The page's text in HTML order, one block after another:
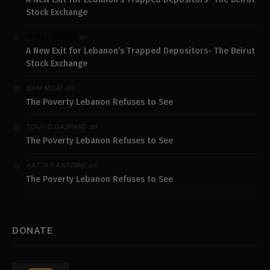
Stock Exchange
on
A New Exit for Lebanon’s Trapped Depositors- The Beirut
Stock Exchange
SAM MOJO on
The Poverty Lebanon Refuses to See
TOUFIC GASPARD on
The Poverty Lebanon Refuses to See
KATTAR ANTOINEon
The Poverty Lebanon Refuses to See
DONATE